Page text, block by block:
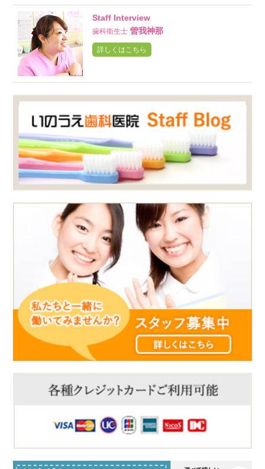
Staff Interview
歯科衛生士 曽我神那
詳しくはこちら